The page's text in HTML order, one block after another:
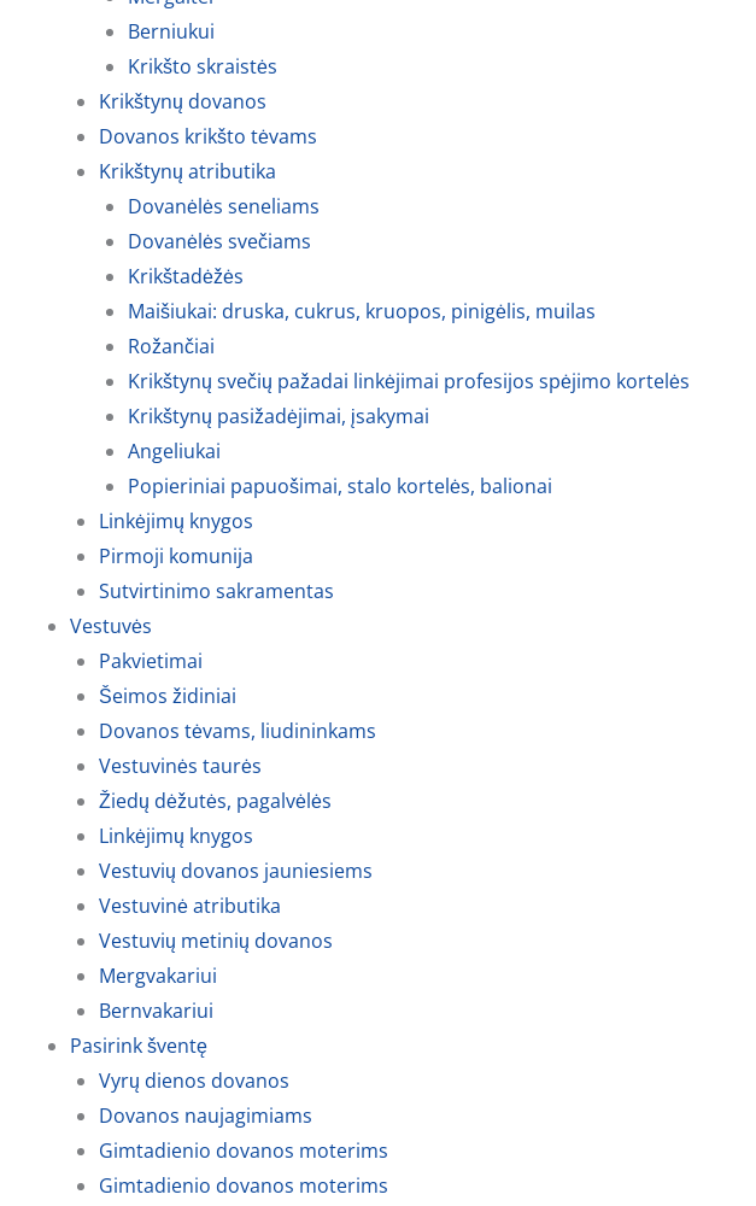
Berniukui
Krikšto skraistės
Krikštynų dovanos
Dovanos krikšto tėvams
Krikštynų atributika
Dovanėlės seneliams
Dovanėlės svečiams
Krikštadėžės
Maišiukai: druska, cukrus, kruopos, pinigėlis, muilas
Rožančiai
Krikštynų svečių pažadai linkėjimai profesijos spėjimo kortelės
Krikštynų pasižadėjimai, įsakymai
Angeliukai
Popieriniai papuošimai, stalo kortelės, balionai
Linkėjimų knygos
Pirmoji komunija
Sutvirtinimo sakramentas
Vestuvės
Pakvietimai
Šeimos židiniai
Dovanos tėvams, liudininkams
Vestuvinės taurės
Žiedų dėžutės, pagalvėlės
Linkėjimų knygos
Vestuvių dovanos jauniesiems
Vestuvinė atributika
Vestuvių metinių dovanos
Mergvakariui
Bernvakariui
Pasirink šventę
Vyrų dienos dovanos
Dovanos naujagimiams
Gimtadienio dovanos moterims
Gimtadienio dovanos moterims